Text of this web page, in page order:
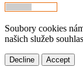
Soubory cookies
našich služeb
Decline Accept